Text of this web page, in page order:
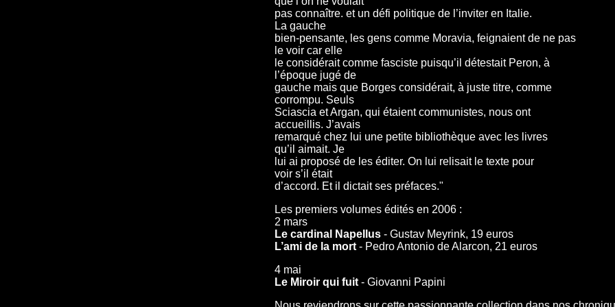
pas connaître. et un défi politique de l’inviter en Italie.
La gauche
bien-pensante, les gens comme Moravia, feignaient de ne pas
le voir car elle
le considérait comme fasciste puisqu’il détestait Peron, à
l’époque jugé de
gauche mais que Borges considérait, à juste titre, comme
corrompu. Seuls
Sciascia et Argan, qui étaient communistes, nous ont
accueillis. J’avais
remarqué chez lui une petite bibliothèque avec les livres
qu’il aimait. Je
lui ai proposé de les éditer. On lui relisait le texte pour
voir s’il était
d’accord. Et il dictait ses préfaces."
Les premiers volumes édités en 2006 :
2 mars
Le cardinal Napellus- Gustav Meyrink, 19 euros
L’ami de la mort- Pedro Antonio de Alarcon, 21 euros
4 mai
Le Miroir qui fuit- Giovanni Papini